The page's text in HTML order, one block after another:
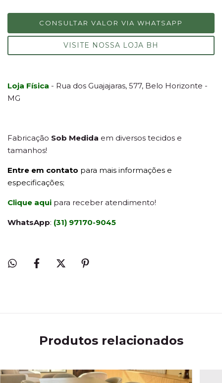
CONSULTAR VALOR VIA WHATSAPP
VISITE NOSSA LOJA BH
Loja Física - Rua dos Guajajaras, 577, Belo Horizonte -
MG
Fabricação Sob Medida em diversos tecidos e
tamanhos!
Entre em contato para mais informações e
especificações;
Clique aqui para receber atendimento!
WhatsApp: (31) 97170-9045
Produtos relacionados